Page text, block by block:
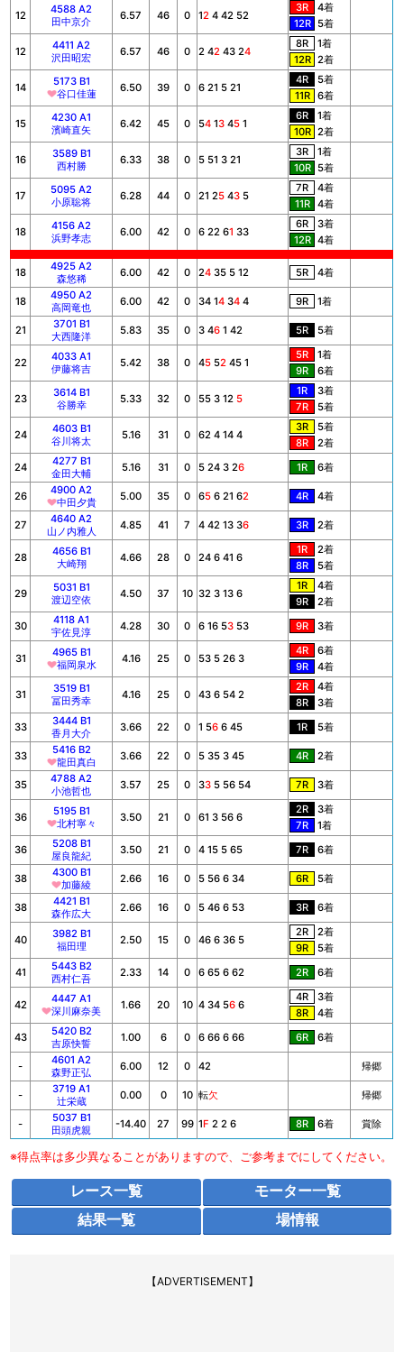
12
4588 A2
田中京介
6.57 46 0 12 4 42 52
3R
4着
12R 5着
12
4411 A2
沢田昭宏
6.57 46 0 2 42 43 24
8R
1着
12R 2着
14
5173 B1
谷口佳蓮
6.50 39 0 6 21 5 21
4R
5着
11R
6着
15
4230 A1
濱崎直矢
6.42 45 0 54 13 45 1
6R
1着
10R 2着
16
3589 B1
西村勝
6.33 38 0 5 51 3 21
3R
1着
10R 5着
17
5095 A2
小原聡将
6.28 44 0 21 25 43 5
7R
4着
11R
4着
18
4156 A2
浜野孝志
6.00 42 0 6 22 61 33
6R
3着
12R 4着
18
4925 A2
森悠稀
6.00 42 0 24 35 5 12 5R 4着
18
4950 A2
高岡竜也
6.00 42 0 34 14 34 4 9R 1着
21
3701 B1
大西隆洋
5.83 35 0 3 46 1 42 5R 5着
22
4033 A1
伊藤将吉
5.42 38 0 45 52 45 1
5R
1着
9R
6着
23
3614 B1
谷勝幸
5.33 32 0 55 3 12 5
1R
3着
7R
5着
24
4603 B1
谷川将太
5.16 31 0 62 4 14 4
3R
5着
8R
2着
24
4277 B1
金田大輔
5.16 31 0 5 24 3 26 1R 6着
26
4900 A2
中田夕貴
5.00 35 0 65 6 21 62 4R 4着
27
4640 A2
山ノ内雅人
4.85 41 7 4 42 13 36 3R 2着
28
4656 B1
大崎翔
4.66 28 0 24 6 41 6
1R
2着
8R
5着
29
5031 B1
渡辺空依
4.50 37 10 32 3 13 6
1R
4着
9R
2着
30
4118 A1
宇佐見淳
4.28 30 0 6 16 53 53 9R 3着
31
4965 B1
福岡泉水
4.16 25 0 53 5 26 3
4R
6着
9R
4着
31
3519 B1
冨田秀幸
4.16 25 0 43 6 54 2
2R
4着
8R
3着
33
3444 B1
香月大介
3.66 22 0 1 56 6 45 1R 5着
33
5416 B2
龍田真白
3.66 22 0 5 35 3 45 4R 2着
35
4788 A2
小池哲也
3.57 25 0 33 5 56 54 7R 3着
36
5195 B1
北村寧々
3.50 21 0 61 3 56 6
2R
3着
7R
1着
36
5208 B1
屋良龍紀
3.50 21 0 4 15 5 65 7R 6着
38
4300 B1
加藤綾
2.66 16 0 5 56 6 34 6R 5着
38
4421 B1
森作広大
2.66 16 0 5 46 6 53 3R 6着
40
3982 B1
福田理
2.50 15 0 46 6 36 5
2R
2着
9R
5着
41
5443 B2
西村仁吾
2.33 14 0 6 65 6 62 2R 6着
42
4447 A1
深川麻奈美
1.66 20 10 4 34 56 6
4R
3着
8R
4着
43
5420 B2
吉原快誓
1.00 6 0 6 66 6 66 6R 6着
-
4601 A2
森野正弘
6.00 12 0 42 帰郷
-
3719 A1
辻栄蔵
0.00 0 10 転欠 帰郷
-
5037 B1
田頭虎親
-14.40 27 99 1F 2 2 6 8R 6着 賞除
※得点率は多少異なることがありますので、ご参考までにしてください。
レース一覧
モーター一覧
結果一覧
場情報
【ADVERTISEMENT】